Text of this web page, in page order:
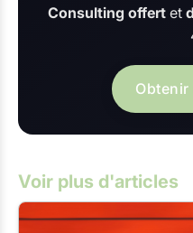
Consulting offert et
Voir plus d'articles